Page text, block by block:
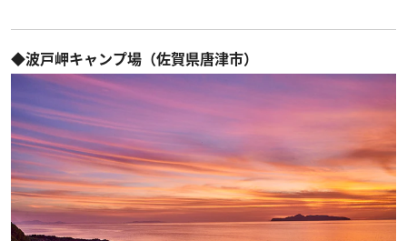
◆波戸岬キャンプ場（佐賀県唐津市）